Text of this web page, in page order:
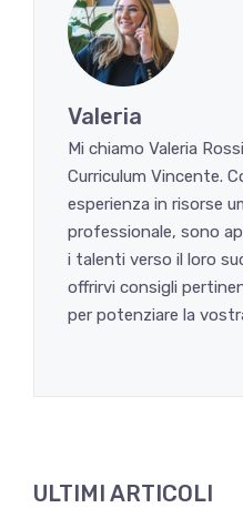
Valeria
Mi chiamo Valeria
Curriculum Vincente.
esperienza in risorse
professionale, sono
i talenti verso il loro
offrirvi consigli
per potenziare la
ULTIMI ARTICOLI